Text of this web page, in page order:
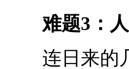
难题3：
连日来的几